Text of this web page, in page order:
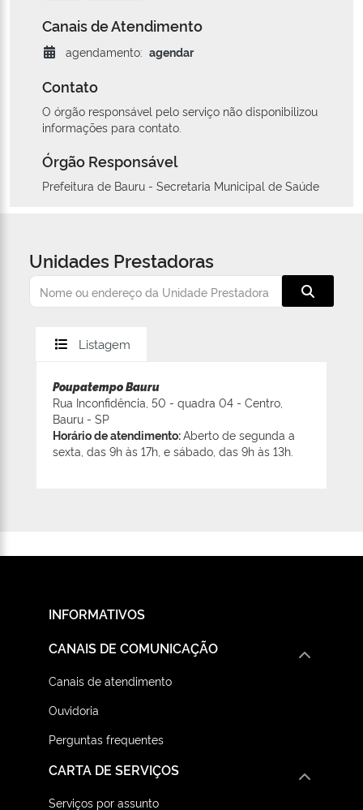
Canais de Atendimento
agendamento: agendar
Contato
O órgão responsável pelo serviço não disponibilizou
informações para contato.
Órgão Responsável
Prefeitura de Bauru - Secretaria Municipal de Saúde
Unidades Prestadoras
Listagem
Poupatempo Bauru
Rua Inconfidência, 50 - quadra 04 - Centro,
Bauru - SP
Horário de atendimento:Aberto de segunda a
sexta, das 9h às 17h, e sábado, das 9h às 13h.
INFORMATIVOS
CANAIS DE COMUNICAÇÃO
Canais de atendimento
Ouvidoria
Perguntas frequentes
CARTA DE SERVIÇOS
Serviços por assunto